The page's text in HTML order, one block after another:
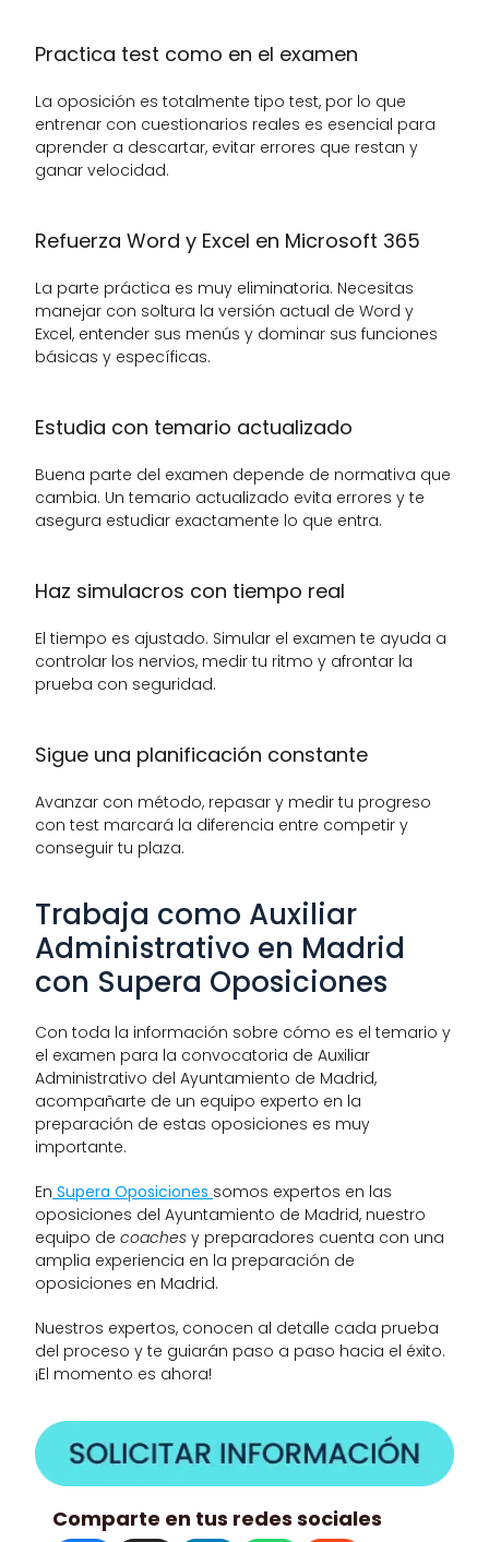
Practica test como en el examen
La oposición es totalmente tipo test, por lo que
entrenar con cuestionarios reales es esencial para
aprender a descartar, evitar errores que restan y
ganar velocidad.
Refuerza Word y Excel en Microsoft 365
La parte práctica es muy eliminatoria. Necesitas
manejar con soltura la versión actual de Word y
Excel, entender sus menús y dominar sus funciones
básicas y específicas.
Estudia con temario actualizado
Buena parte del examen depende de normativa que
cambia. Un temario actualizado evita errores y te
asegura estudiar exactamente lo que entra.
Haz simulacros con tiempo real
El tiempo es ajustado. Simular el examen te ayuda a
controlar los nervios, medir tu ritmo y afrontar la
prueba con seguridad.
Sigue una planificación constante
Avanzar con método, repasar y medir tu progreso
con test marcará la diferencia entre competir y
conseguir tu plaza.
Trabaja como Auxiliar
Administrativo en Madrid
con Supera Oposiciones
Con toda la información sobre cómo es el temario y
el examen para la convocatoria de Auxiliar
Administrativo del Ayuntamiento de Madrid,
acompañarte de un equipo experto en la
preparación de estas oposiciones es muy
importante.
En Supera Oposiciones somos expertos en las
oposiciones del Ayuntamiento de Madrid, nuestro
equipo de coaches y preparadores cuenta con una
amplia experiencia en la preparación de
oposiciones en Madrid.
Nuestros expertos, conocen al detalle cada prueba
del proceso y te guiarán paso a paso hacia el éxito.
¡El momento es ahora!
Comparte en tus redes sociales